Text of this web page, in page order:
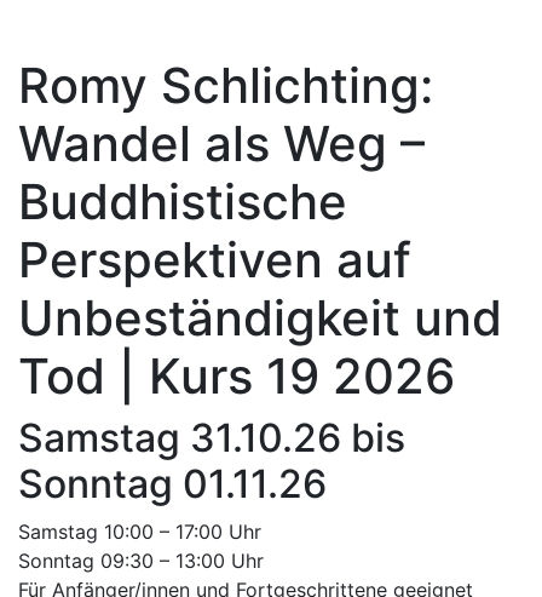
Romy Schlichting:
Wandel als Weg –
Buddhistische
Perspektiven auf
Unbeständigkeit und
Tod | Kurs 19 2026
Samstag 31.10.26 bis
Sonntag 01.11.26
Samstag 10:00 – 17:00 Uhr
Sonntag 09:30 – 13:00 Uhr
Für Anfänger/innen und Fortgeschrittene geeignet